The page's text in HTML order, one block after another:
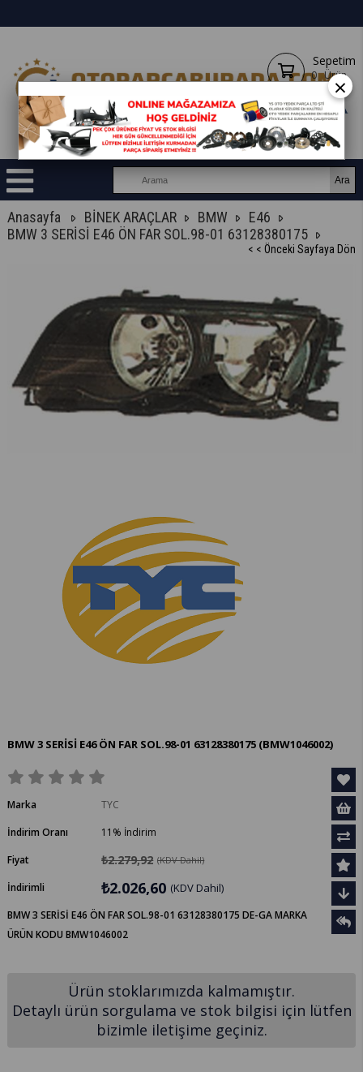
Sepetim
0 Ürün
Anasayfa BİNEK ARAÇLAR BMW
E46
BMW 3 SERİSİ E46 ÖN FAR SOL.98-01 63128380175
< < Önceki Sayfaya Dön
BMW 3 SERİSİ E46 ÖN FAR SOL.98-01 63128380175 (BMW1046002)
Marka
TYC
İndirim Oranı
%
11
İndirim
Fiyat
₺2.279,92 (KDV Dahil)
İndirimli ₺2.026,60 (KDV Dahil)
BMW 3 SERİSİ E46 ÖN FAR SOL.98-01 63128380175 DE-GA MARKA
ÜRÜN KODU BMW1046002
Ürün stoklarımızda kalmamıştır.
Detaylı ürün sorgulama ve stok bilgisi için lütfen
bizimle iletişime geçiniz.
×